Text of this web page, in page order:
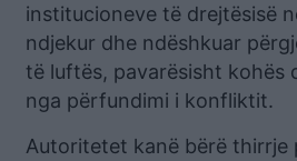
institucioneve të drejtësisë
ndjekur dhe ndëshkuar
të luftës, pavarësisht kohës
nga përfundimi i konfliktit.
Autoritetet kanë bërë thirrje